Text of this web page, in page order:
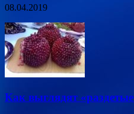
08.04.2019
Как выглядят